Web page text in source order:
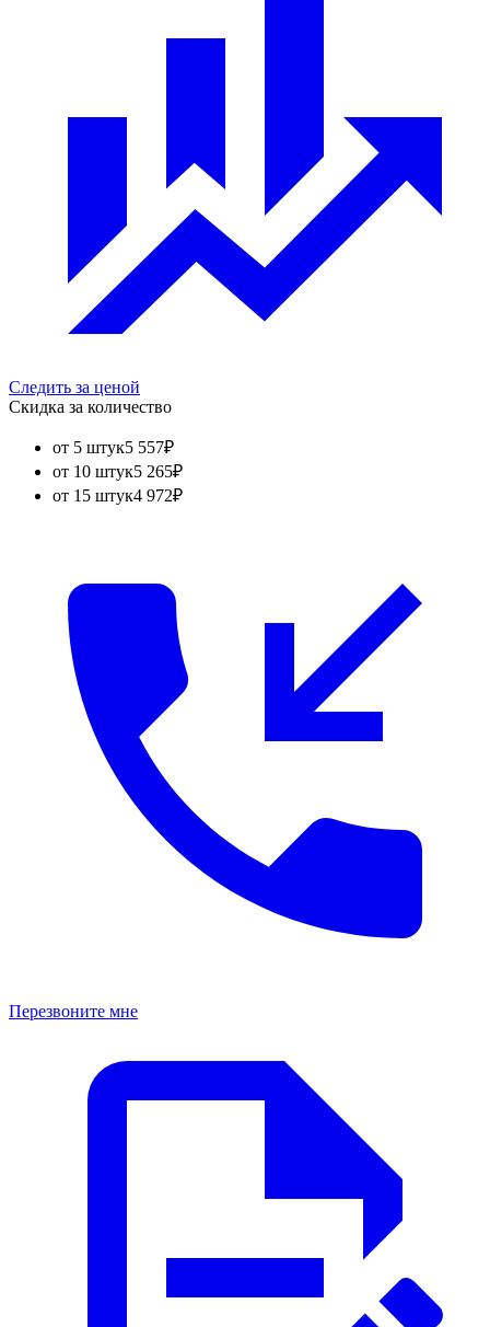
Следить за ценой
Скидка за количество
от 5 штук5 557₽
от 10 штук5 265₽
от 15 штук4 972₽
Перезвоните мне